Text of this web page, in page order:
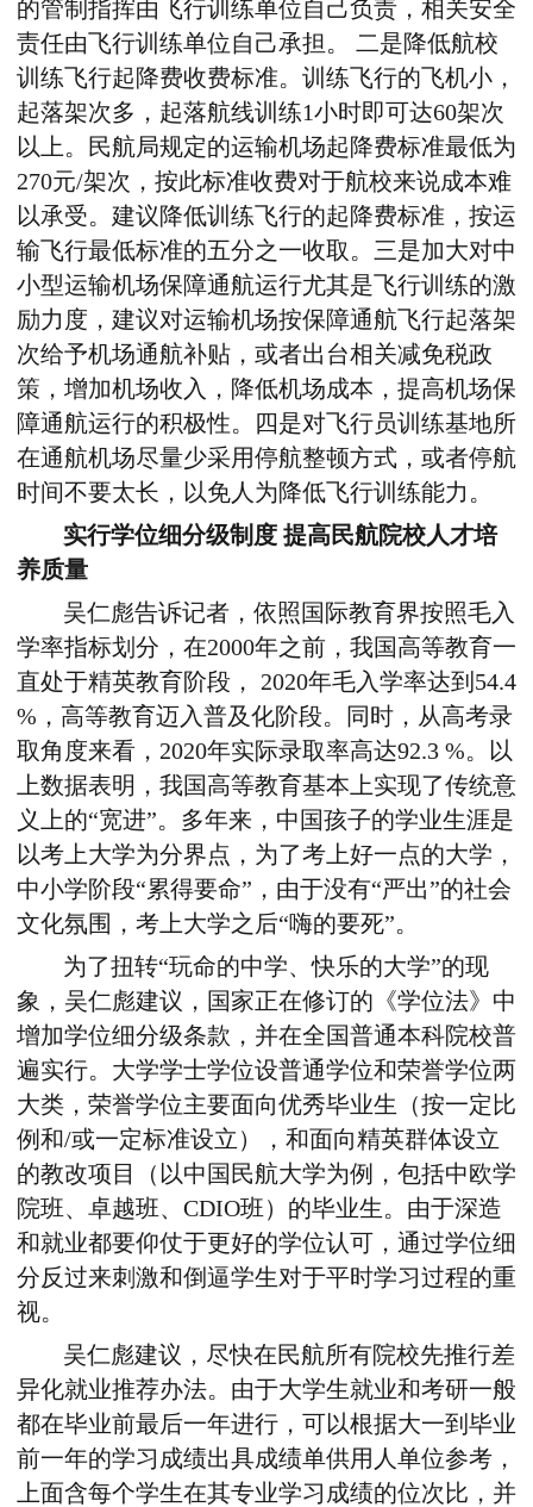
的管制指挥由飞行训练单位自己负责，相关安全
责任由飞行训练单位自己承担。 二是降低航校
训练飞行起降费收费标准。训练飞行的飞机小，
起落架次多，起落航线训练1小时即可达60架次
以上。民航局规定的运输机场起降费标准最低为
270元/架次，按此标准收费对于航校来说成本难
以承受。建议降低训练飞行的起降费标准，按运
输飞行最低标准的五分之一收取。三是加大对中
小型运输机场保障通航运行尤其是飞行训练的激
励力度，建议对运输机场按保障通航飞行起落架
次给予机场通航补贴，或者出台相关减免税政
策，增加机场收入，降低机场成本，提高机场保
障通航运行的积极性。四是对飞行员训练基地所
在通航机场尽量少采用停航整顿方式，或者停航
时间不要太长，以免人为降低飞行训练能力。
实行学位细分级制度 提高民航院校人才培
养质量
吴仁彪告诉记者，依照国际教育界按照毛入
学率指标划分，在2000年之前，我国高等教育一
直处于精英教育阶段， 2020年毛入学率达到54.4
%，高等教育迈入普及化阶段。同时，从高考录
取角度来看，2020年实际录取率高达92.3 %。以
上数据表明，我国高等教育基本上实现了传统意
义上的“宽进”。多年来，中国孩子的学业生涯是
以考上大学为分界点，为了考上好一点的大学，
中小学阶段“累得要命”，由于没有“严出”的社会
文化氛围，考上大学之后“嗨的要死”。
为了扭转“玩命的中学、快乐的大学”的现
象，吴仁彪建议，国家正在修订的《学位法》中
增加学位细分级条款，并在全国普通本科院校普
遍实行。大学学士学位设普通学位和荣誉学位两
大类，荣誉学位主要面向优秀毕业生（按一定比
例和/或一定标准设立），和面向精英群体设立
的教改项目（以中国民航大学为例，包括中欧学
院班、卓越班、CDIO班）的毕业生。由于深造
和就业都要仰仗于更好的学位认可，通过学位细
分反过来刺激和倒逼学生对于平时学习过程的重
视。
吴仁彪建议，尽快在民航所有院校先推行差
异化就业推荐办法。由于大学生就业和考研一般
都在毕业前最后一年进行，可以根据大一到毕业
前一年的学习成绩出具成绩单供用人单位参考，
上面含每个学生在其专业学习成绩的位次比，并